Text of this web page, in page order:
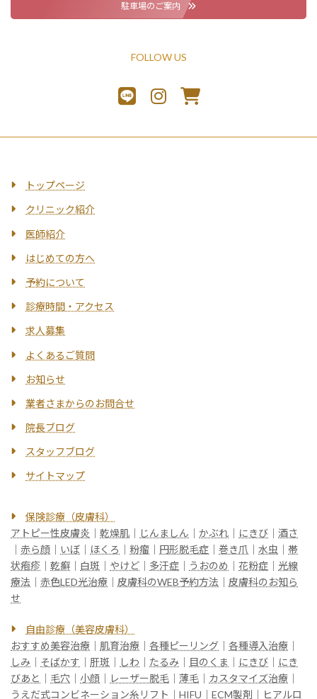
駐車場のご案内
FOLLOW US
トップページ
クリニック紹介
医師紹介
はじめての方へ
予約について
診療時間・アクセス
求人募集
よくあるご質問
お知らせ
業者さまからのお問合せ
院長ブログ
スタッフブログ
サイトマップ
保険診療（皮膚科）
アトピー性皮膚炎
乾燥肌 じんましん かぶれ にきび
酒さ
赤ら顔 いぼ ほくろ 粉瘤 円形脱毛症 巻き爪 水虫
帯
状疱疹
乾癬 白斑 やけど 多汗症 うおのめ 花粉症
光線
療法
赤色LED光治療 皮膚科のWEB予約方法
皮膚科のお知ら
せ
自由診療（美容皮膚科）
おすすめ美容治療
肌育治療 各種ピーリング 各種導入治療
しみ
そばかす 肝斑 しわ たるみ 目のくま にきび
にき
びあと
毛穴 小顔 レーザー脱毛 薄毛 カスタマイズ治療
うえだ式コンビネーション糸リフト
HIFU ECM製剤 ヒアルロ